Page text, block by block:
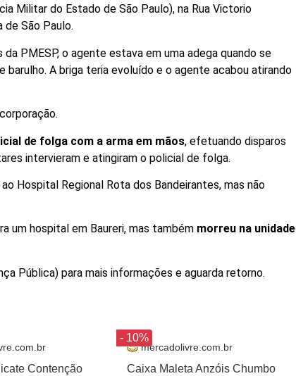
Militar do Estado de São Paulo), na Rua Victorio
de São Paulo.
PMESP, o agente estava em uma adega quando se
barulho. A briga teria evoluído e o agente acabou atirando
de folga com a arma em mãos, efetuando disparos
intervieram e atingiram o policial de folga.
Hospital Regional Rota dos Bandeirantes, mas não
um hospital em Baureri, mas também morreu na unidade
Pública) para mais informações e aguarda retorno.
Contenção
- 10%
mercadolivre.com.br
Caixa Maleta Anzóis Chumbo